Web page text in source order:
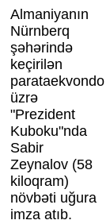
Almaniyanın
Nürnberq
şəhərində
keçirilən
parataekvondo
üzrə
"Prezident
Kuboku"nda
Sabir
Zeynalov (58
kiloqram)
növbəti uğura
imza atıb.